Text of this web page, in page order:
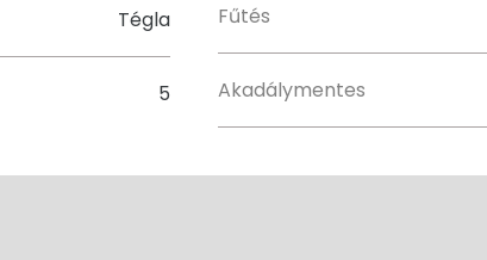
Tégla
5
Fűtés
Akadálymentes